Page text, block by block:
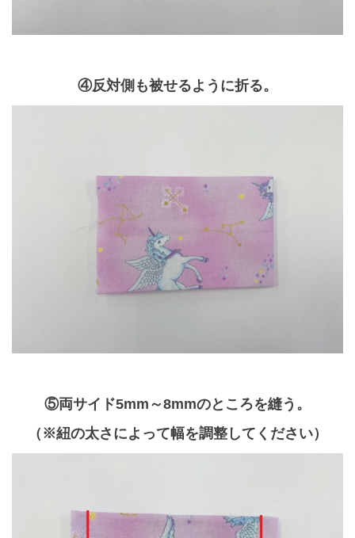
④反対側も被せるように折る。
⑤両サイド5mm～8mmのところを縫う。
（※紐の太さによって幅を調整してください）